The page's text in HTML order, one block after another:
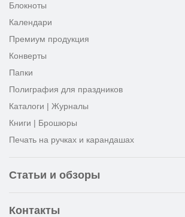
Блокноты
Календари
Премиум продукция
Конверты
Папки
Полиграфия для праздников
Каталоги | Журналы
Книги | Брошюры
Печать на ручках и карандашах
Статьи и обзоры
Контакты